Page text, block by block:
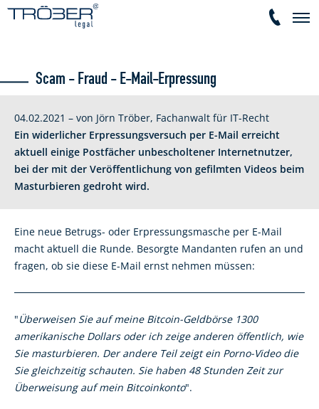
Scam - Fraud - E-Mail-Erpressung
04.02.2021 – von Jörn Tröber, Fachanwalt für IT-Recht
Ein widerlicher Erpressungsversuch per E-Mail erreicht
aktuell einige Postfächer unbescholtener Internetnutzer,
bei der mit der Veröffentlichung von gefilmten Videos beim
Masturbieren gedroht wird.
Eine neue Betrugs- oder Erpressungsmasche per E-Mail
macht aktuell die Runde. Besorgte Mandanten rufen an und
fragen, ob sie diese E-Mail ernst nehmen müssen:
"Überweisen Sie auf meine Bitcoin-Geldbörse 1300
amerikanische Dollars oder ich zeige anderen öffentlich, wie
Sie masturbieren. Der andere Teil zeigt ein Porno-Video die
Sie gleichzeitig schauten. Sie haben 48 Stunden Zeit zur
Überweisung auf mein Bitcoinkonto".